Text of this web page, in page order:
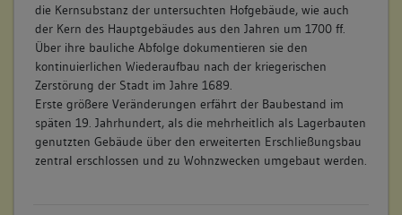
die Kernsubstanz der untersuchten Hofgebäude, wie auch
der Kern des Hauptgebäudes aus den Jahren um 1700 ff.
Über ihre bauliche Abfolge dokumentieren sie den
kontinuierlichen Wiederaufbau nach der kriegerischen
Zerstörung der Stadt im Jahre 1689.
Erste größere Veränderungen erfährt der Baubestand im
späten 19. Jahrhundert, als die mehrheitlich als Lagerbauten
genutzten Gebäude über den erweiterten Erschließungsbau
zentral erschlossen und zu Wohnzwecken umgebaut werden.